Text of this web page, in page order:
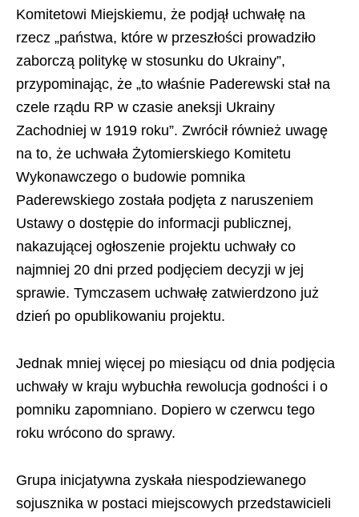
Komitetowi Miejskiemu, że podjął uchwałę na
rzecz „państwa, które w przeszłości prowadziło
zaborczą politykę w stosunku do Ukrainy”,
przypominając, że „to właśnie Paderewski stał na
czele rządu RP w czasie aneksji Ukrainy
Zachodniej w 1919 roku”. Zwrócił również uwagę
na to, że uchwała Żytomierskiego Komitetu
Wykonawczego o budowie pomnika
Paderewskiego została podjęta z naruszeniem
Ustawy o dostępie do informacji publicznej,
nakazującej ogłoszenie projektu uchwały co
najmniej 20 dni przed podjęciem decyzji w jej
sprawie. Tymczasem uchwałę zatwierdzono już
dzień po opublikowaniu projektu.
Jednak mniej więcej po miesiącu od dnia podjęcia
uchwały w kraju wybuchła rewolucja godności i o
pomniku zapomniano. Dopiero w czerwcu tego
roku wrócono do sprawy.
Grupa inicjatywna zyskała niespodziewanego
sojusznika w postaci miejscowych przedstawicieli